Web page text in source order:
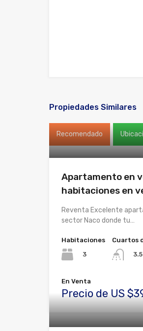
Propiedades Similares
Recomendado
Apartamento en
habitaciones en
Reventa Excelente
sector Naco donde tu…
Habitaciones
3
Cuartos
3.5
En Venta
Precio de US